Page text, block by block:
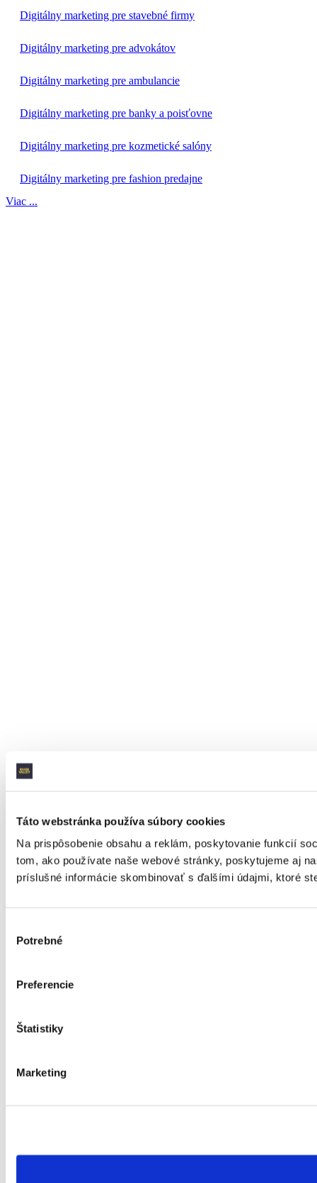
Táto webstránka používa súbory cookies
Na prispôsobenie obsahu a reklám, poskytovanie funkcií
tom, ako používate naše webové stránky, poskytujeme aj
príslušné informácie skombinovať s ďalšími údajmi, ktoré
súhlasu
Potrebné
Preferencie
Štatistiky
Marketing
Digitálny marketing pre stavebné firmy
Digitálny marketing pre advokátov
Digitálny marketing pre ambulancie
Digitálny marketing pre banky a poisťovne
Digitálny marketing pre kozmetické salóny
Digitálny marketing pre fashion predajne
Viac ...